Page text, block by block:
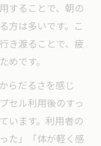
することで、朝の
方は多いです。こ
き渡ることで、疲
めです。
らだるさを感じ
セル利用後のすっ
います。利用者の
た」「体が軽く感